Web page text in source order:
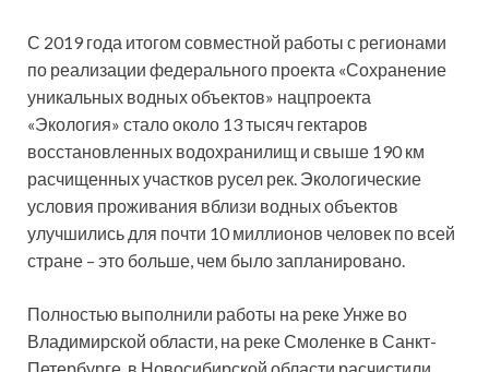
С 2019 года итогом совместной работы с регионами
по реализации федерального проекта «Сохранение
уникальных водных объектов» нацпроекта
«Экология» стало около 13 тысяч гектаров
восстановленных водохранилищ и свыше 190 км
расчищенных участков русел рек. Экологические
условия проживания вблизи водных объектов
улучшились для почти 10 миллионов человек по всей
стране – это больше, чем было запланировано.
Полностью выполнили работы на реке Унже во
Владимирской области, на реке Смоленке в Санкт-
Петербурге, в Новосибирской области расчистили